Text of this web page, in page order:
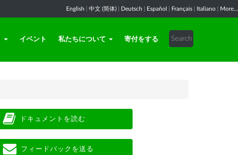
English 中文 (简体) Deutsch Español Français Italiano More...
イベント 私たちについて 寄付をする
ドキュメントを読む
フィードバックを送る